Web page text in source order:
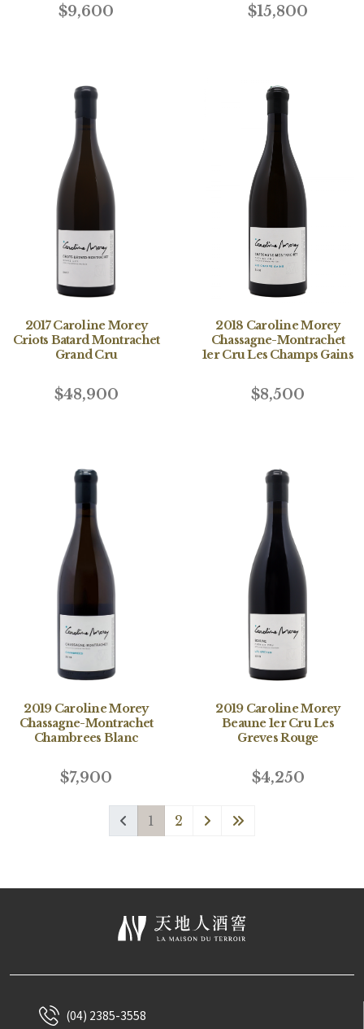
$9,600 $15,800
2017 Caroline Morey
Criots Batard Montrachet
Grand Cru
$48,900
2018 Caroline Morey
Chassagne-Montrachet
1er Cru Les Champs Gains
$8,500
2019 Caroline Morey
Chassagne-Montrachet
Chambrees Blanc
$7,900
2019 Caroline Morey
Beaune 1er Cru Les
Greves Rouge
$4,250
1 2
(04) 2385-3558